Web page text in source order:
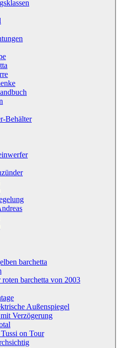
Behälter
barchetta
barchetta von 2003
Außenspiegel
Verzögerung
on Tour